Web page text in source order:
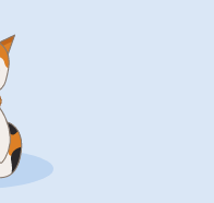
kiva että